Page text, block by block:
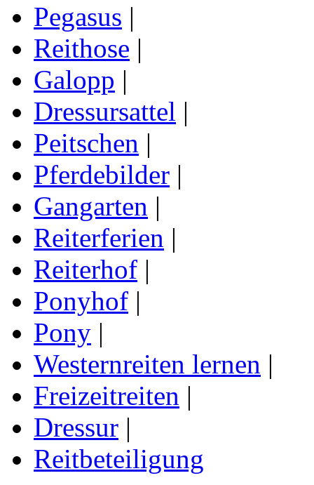
Pegasus |
Reithose |
Galopp |
Dressursattel |
Peitschen |
Pferdebilder |
Gangarten |
Reiterferien |
Reiterhof |
Ponyhof |
Pony |
Westernreiten lernen |
Freizeitreiten |
Dressur |
Reitbeteiligung